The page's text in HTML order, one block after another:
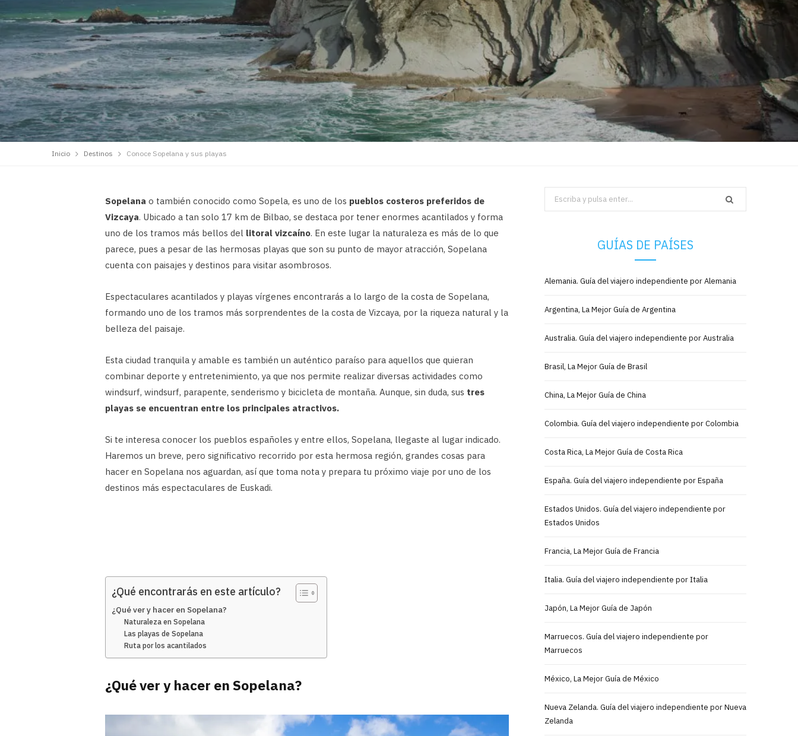
Inicio Destinos Conoce Sopelana y sus playas
Sopelana o también conocido como Sopela, es uno de los pueblos costeros preferidos de
Vizcaya. Ubicado a tan solo 17 km de Bilbao, se destaca por tener enormes acantilados y forma
uno de los tramos más bellos del litoral vizcaíno. En este lugar la naturaleza es más de lo que
parece, pues a pesar de las hermosas playas que son su punto de mayor atracción, Sopelana
cuenta con paisajes y destinos para visitar asombrosos.
Espectaculares acantilados y playas vírgenes encontrarás a lo largo de la costa de Sopelana,
formando uno de los tramos más sorprendentes de la costa de Vizcaya, por la riqueza natural y la
belleza del paisaje.
Esta ciudad tranquila y amable es también un auténtico paraíso para aquellos que quieran
combinar deporte y entretenimiento, ya que nos permite realizar diversas actividades como
windsurf, windsurf, parapente, senderismo y bicicleta de montaña. Aunque, sin duda, sus tres
playas se encuentran entre los principales atractivos.
Si te interesa conocer los pueblos españoles y entre ellos, Sopelana, llegaste al lugar indicado.
Haremos un breve, pero significativo recorrido por esta hermosa región, grandes cosas para
hacer en Sopelana nos aguardan, así que toma nota y prepara tu próximo viaje por uno de los
destinos más espectaculares de Euskadi.
¿Qué encontrarás en este artículo?
¿Qué ver y hacer en Sopelana?
Naturaleza en Sopelana
Las playas de Sopelana
Ruta por los acantilados
¿Qué ver y hacer en Sopelana?
Search
for:
GUÍAS DE PAÍSES
Alemania. Guía del viajero independiente por Alemania
Argentina, La Mejor Guía de Argentina
Australia. Guía del viajero independiente por Australia
Brasil, La Mejor Guía de Brasil
China, La Mejor Guía de China
Colombia. Guía del viajero independiente por Colombia
Costa Rica, La Mejor Guía de Costa Rica
España. Guía del viajero independiente por España
Estados Unidos. Guía del viajero independiente por
Estados Unidos
Francia, La Mejor Guía de Francia
Italia. Guía del viajero independiente por Italia
Japón, La Mejor Guía de Japón
Marruecos. Guía del viajero independiente por
Marruecos
México, La Mejor Guía de México
Nueva Zelanda. Guía del viajero independiente por Nueva
Zelanda